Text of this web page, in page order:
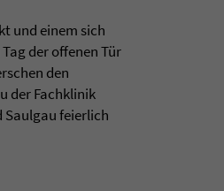
und einem sich
der offenen Tür
den
der Fachklinik
Saulgau feierlich